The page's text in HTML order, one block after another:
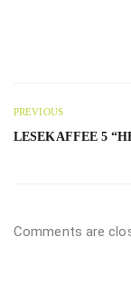
PREVIOUS
LESEKAFFEE 5
Comments are